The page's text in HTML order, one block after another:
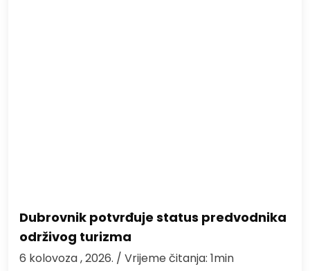
Dubrovnik potvrđuje status predvodnika
održivog turizma
6 kolovoza , 2026. / Vrijeme čitanja: 1min